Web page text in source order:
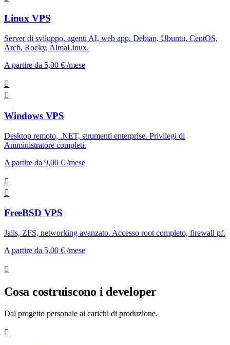
Linux VPS
Server di sviluppo, agenti AI, web app. Debian, Ubuntu, CentOS,
Arch, Rocky, AlmaLinux.
A partire da 5,00 € /mese
Windows VPS
Desktop remoto, .NET, strumenti enterprise. Privilegi di
Amministratore completi.
A partire da 9,00 € /mese
FreeBSD VPS
Jails, ZFS, networking avanzato. Accesso root completo, firewall pf.
A partire da 5,00 € /mese
Cosa costruiscono i developer
Dal progetto personale ai carichi di produzione.